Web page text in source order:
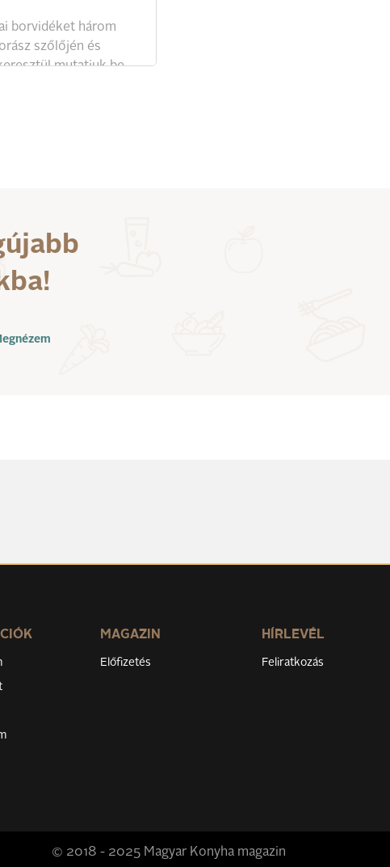
borvidéket három
szőlőjén és
mutatjuk be.
MAGAZIN
Előfizetés
HÍRLEVÉL
Feliratkozás
© 2018 - 2025 Magyar Konyha magazin